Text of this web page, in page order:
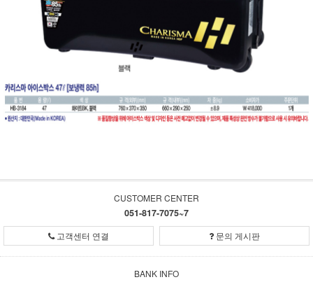
CUSTOMER CENTER
051-817-7075~7
고객센터 연결 문의 게시판
BANK INFO